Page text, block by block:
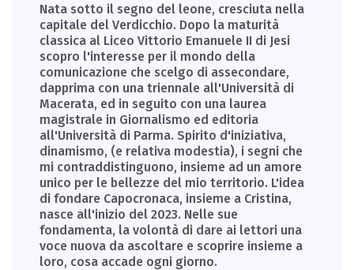
Nata sotto il segno del leone, cresciuta nella
capitale del Verdicchio. Dopo la maturità
classica al Liceo Vittorio Emanuele II di Jesi
scopro l'interesse per il mondo della
comunicazione che scelgo di assecondare,
dapprima con una triennale all'Università di
Macerata, ed in seguito con una laurea
magistrale in Giornalismo ed editoria
all'Università di Parma. Spirito d'iniziativa,
dinamismo, (e relativa modestia), i segni che
mi contraddistinguono, insieme ad un amore
unico per le bellezze del mio territorio. L'idea
di fondare Capocronaca, insieme a Cristina,
nasce all'inizio del 2023. Nelle sue
fondamenta, la volontà di dare ai lettori una
voce nuova da ascoltare e scoprire insieme a
loro, cosa accade ogni giorno.